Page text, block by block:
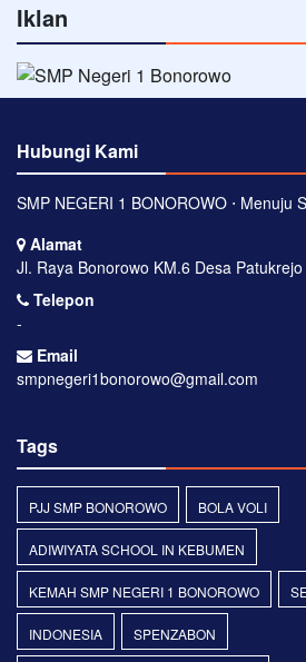
Iklan
Hubungi Kami
SMP NEGERI 1 BONOROWO ⋅ Menuju
Alamat
Jl. Raya Bonorowo KM.6 Desa
Telepon
-
Email
smpnegeri1bonorowo@gmail.com
Tags
PJJ SMP BONOROWO BOLA VOLI
ADIWIYATA SCHOOL IN KEBUMEN
KEMAH SMP NEGERI 1 BONOROWO
INDONESIA SPENZABON